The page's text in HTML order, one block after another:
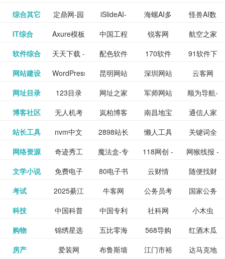
全 频
包括上映
影片的影
讯查询及
购票服
务。你可
和看过的
电影电视
_www.sanmao.com.cn_
素材免费
图库
nas论
坛|nas1.cn|nas1|nas
流社区
文写作-AI
毕业设计-
PPT模板
生成
作 - 国内
领先的AI
图片、文
案创作平
讯飞星火-
懂我的AI
助手
更多>>
综合其它 定鼎网-园
林景观建
筑室内设
iSlideAI-
一键生成
PPT模板
海螺AI多
模态大语
言模型
怪兽AI数
字人
九章开物 更多>>
IT综合 Axure模板
网
中国工程
科技知识
中心
锐客网
航空之家
牛品汇
更多>>
软件综合 天天下载 -
绿色精品
软件应用
配色软件
园
170软件
下载站
91软件下
载
yx12345
下载站
更多>>
网站建设 WordPress
主题模板
下载_爱主
昆明网站
建设
深圳网站
建设
云客网
SEO众包
服务平台
深圳网站
建设
更多>>
网址目录 123目录
网
网址之家 军师网站
目录网址
大全
顺为导航-
办公运营
工具导航
易推分类
目录网
更多>>
博客社区 无人机考
证资讯网
岚柏博客 南昌地宝
网_南昌论
坛
通信人家
园
精易论坛 更多>>
站长工具 nvm中文
网
2898站长
资源平台
懒人工具 关键词全
网指数查
询
SEO工具
- 站长之家
更多>>
网络资源 奇迹秀工
具箱-设计
师必备设
魔法盒-专
业的游戏
动画特效
118网创 -
创业项目
资源分享
网猴线报 -
一个简单
且纯粹的
线报酷 -
专注线报
活动
更多>>
文学小说 免费电子
书下载
网,txt小说
80电子书
_八零电子
书_80txt_
云财情 随便找财
经网
钱如故 更多>>
考试 2025綦江
区中考志
愿填报系
牛客网 公务员考
试-中公教
育网
国家公务
员局
公务员考
试信息网
更多>>
科技 中国科普
博览
中国专利
信息网
社科网
小木虫
中国科学
院
更多>>
购物 锦绣星选
海淘
五比零海
淘网
568导购
网
红酒木瓜
靓汤官网
淘宝 更多>>
房产 爱装网 布鲁斯墙 江门市裕 达马克地